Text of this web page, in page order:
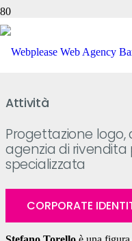
Stefano
Attività
Progettazione logo,
agenzia di rivendita
specializzata
CORPORATE